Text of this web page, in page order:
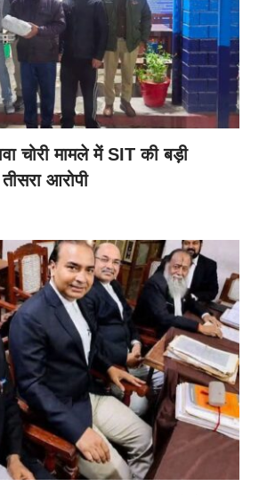
चोरी मामले में SIT की बड़ी
तीसरा आरोपी